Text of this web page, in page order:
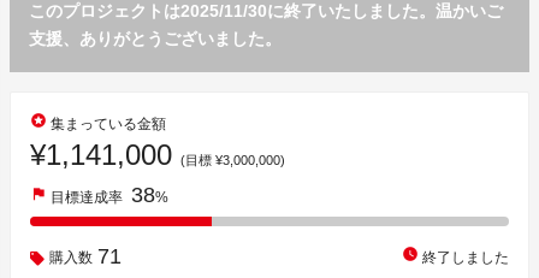
このプロジェクトは2025/11/30に終了いたしました。温かいご
支援、ありがとうございました。
stars 集まっている金額
¥1,141,000 (目標 ¥3,000,000)
flag 目標達成率 38%
購入数 71 watch_later 終了しました